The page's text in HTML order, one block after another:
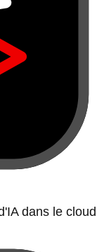
dans le cloud